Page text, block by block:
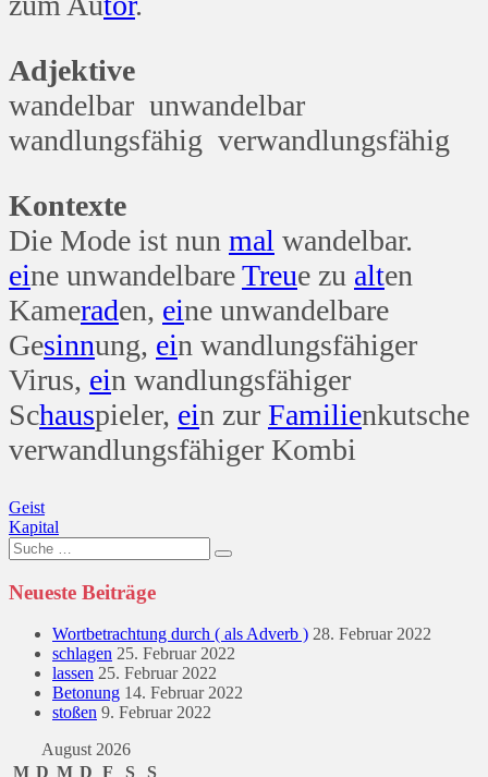
Adjektive
wandelbar unwandelbar
wandlungsfähig verwandlungsfähig
Kontexte
Die Mode ist nun mal wandelbar.
eine unwandelbareTreue zu alten
Kameraden, eine unwandelbare
Gesinnung, ein wandlungsfähiger
Virus, ein wandlungsfähiger
Schauspieler, ein zur Familienkutsche
verwandlungsfähiger Kombi
Beitragsnavigation
Geist
Kapital
Suche
nach:
Neueste Beiträge
Wortbetrachtung durch ( als Adverb ) 28. Februar 2022
schlagen 25. Februar 2022
lassen 25. Februar 2022
Betonung 14. Februar 2022
stoßen 9. Februar 2022
August 2026
M D M D F S S